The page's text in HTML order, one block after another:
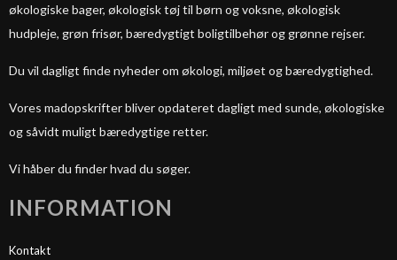
økologiske bager, økologisk tøj til børn og voksne, økologisk
hudpleje, grøn frisør, bæredygtigt boligtilbehør og grønne rejser.
Du vil dagligt finde nyheder om økologi, miljøet og bæredygtighed.
Vores madopskrifter bliver opdateret dagligt med sunde, økologiske
og såvidt muligt bæredygtige retter.
Vi håber du finder hvad du søger.
INFORMATION
Kontakt